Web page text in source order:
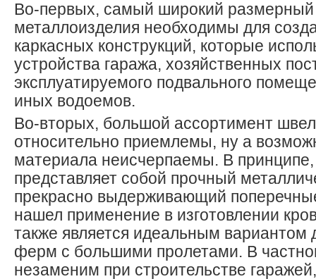
Во-первых, самый широкий размерный
металлоизделия необходимы для
каркасных конструкций, которые
устройства гаража, хозяйственных
эксплуатируемого подвального
иных водоемов.
Во-вторых, большой ассортимент
относительно приемлемы, ну а
материала неисчерпаемы. В
представляет собой прочный
прекрасно выдерживающий
нашел применение в изготовлении
также является идеальным вариантом
ферм с большими пролетами. В
незаменим при строительстве